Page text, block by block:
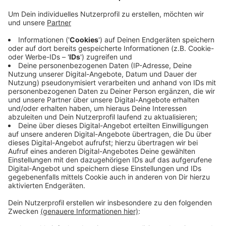
Wohngebiet Dernekamp ist derart durchnässt
hatte. Der Tankstutzen riss ab und mehrere 100 Liter
Diesel liefen aus. Experten des Kreises sind vor Ort
gewesen und haben das weitere Verfahren
abgesprochen. Heute soll die belastete Erde
ausgegraben werden. Ansonsten hat es keine Folgen
des Unwetters im Kreis gegeben. Im Nachbarkreis
Steinfurt gab es Probleme im Zugverkehr. Der Grund
war ein umgestürzter Baum in einer Oberleitung. Die
Strecke zwischen Greven und Rheine ist inzwischen
wieder befahrbar.
Anzeige